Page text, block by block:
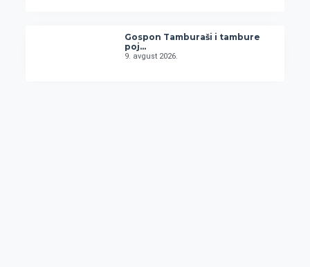
Gospon Tamburaši i tambure
poj…
9. avgust 2026.